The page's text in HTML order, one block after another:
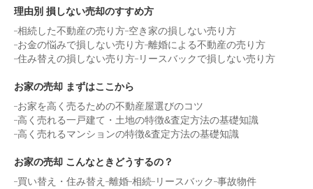
理由別 損しない売却のすすめ方
相続した不動産の売り方 空き家の損しない売り方
お金の悩みで損しない売り方 離婚による不動産の売り方
住み替えの損しない売り方 リースバックで損しない売り方
お家の売却 まずはここから
お家を高く売るための不動産屋選びのコツ
高く売れる一戸建て・土地の特徴&査定方法の基礎知識
高く売れるマンションの特徴&査定方法の基礎知識
お家の売却 こんなときどうするの？
買い替え・住み替え
離婚 相続 リースバック 事故物件